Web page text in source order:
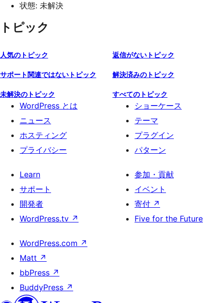
状態: 未解決
トピック
人気のトピック 返信がないトピック
サポート関連ではないトピック 解決済みのトピック
未解決のトピック すべてのトピック
WordPress とは
ニュース
ホスティング
プライバシー
ショーケース
テーマ
プラグイン
パターン
Learn
サポート
開発者
WordPress.tv ↗
参加・貢献
イベント
寄付 ↗
Five for the Future
WordPress.com ↗
Matt ↗
bbPress ↗
BuddyPress ↗